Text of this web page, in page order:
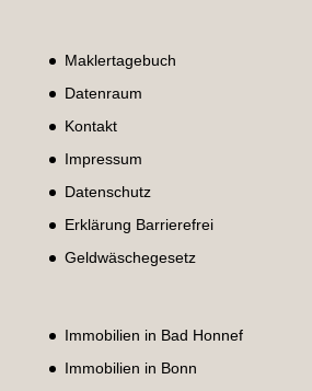
Maklertagebuch
Datenraum
Kontakt
Impressum
Datenschutz
Erklärung Barrierefrei
Geldwäschegesetz
Immobilien in Bad Honnef
Immobilien in Bonn